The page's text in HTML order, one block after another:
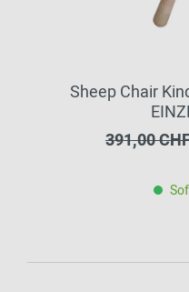
Sheep Chair
391,00